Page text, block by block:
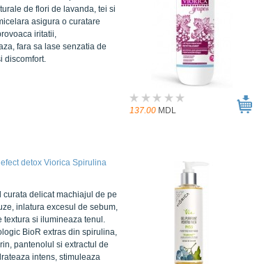
de flori de lavanda, tei si
asigura o curatare
iritatii,
fara sa lase senzatia de
discomfort.
137.00 MDL
detox Viorica Spirulina
curata delicat machiajul de pe
inlatura excesul de sebum,
textura si ilumineaza tenul.
BioR extras din spirulina,
pantenolul si extractul de
intens, stimuleaza